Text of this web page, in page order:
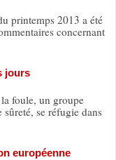
printemps 2013 a été
concernant
jours
foule, un groupe
se réfugie dans
européenne